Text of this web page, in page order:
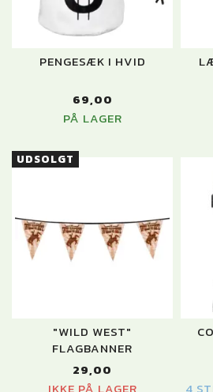
PENGESÆK I HVID
69,00
PÅ LAGER
UDSOLGT
"WILD WEST"
FLAGBANNER
29,00
IKKE PÅ LAGER
4